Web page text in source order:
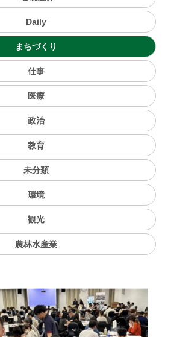
Daily
まちづくり
仕事
医療
政治
教育
未分類
環境
観光
農林水産業